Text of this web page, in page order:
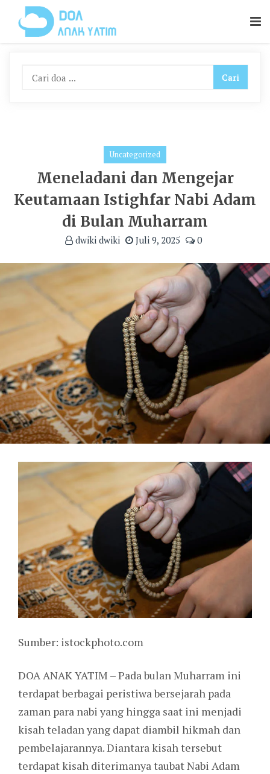
Content
Uncategorized
Meneladani dan Mengejar
Keutamaan Istighfar Nabi Adam
di Bulan Muharram
dwiki dwiki Juli 9, 2025 0
Sumber: istockphoto.com
DOA ANAK YATIM – Pada bulan Muharram ini
terdapat berbagai peristiwa bersejarah pada
zaman para nabi yang hingga saat ini menjadi
kisah teladan yang dapat diambil hikmah dan
pembelajarannya. Diantara kisah tersebut
terdapat kisah diterimanya taubat Nabi Adam